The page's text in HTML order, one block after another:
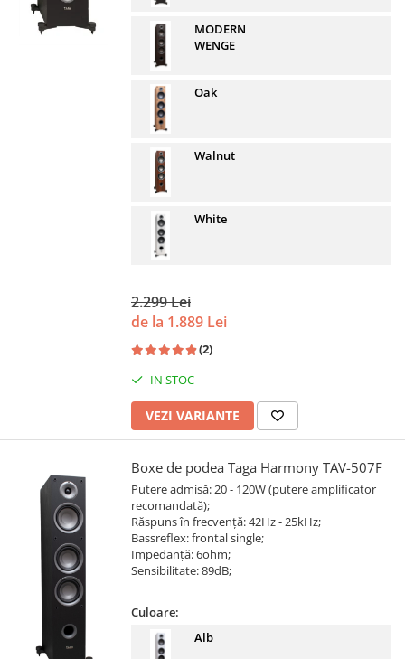
MODERN
WENGE
Oak
Walnut
White
2.299 Lei
de la 1.889 Lei
(2)
IN STOC
VEZI VARIANTE
Boxe de podea Taga Harmony TAV-507F
Putere admisă: 20 - 120W (putere amplificator
recomandată);
Răspuns în frecvență: 42Hz - 25kHz;
Bassreflex: frontal single;
Impedanță: 6ohm;
Sensibilitate: 89dB;
Culoare:
Alb